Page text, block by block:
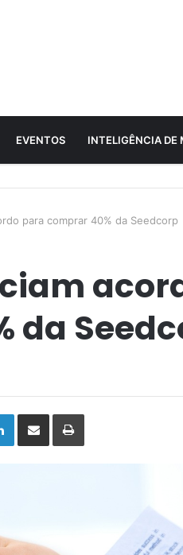
EVENTOS INTELIGÊNCIA DE
para comprar 40% da Seedcorp
da
LinkedInCompartilhar
Email
Impressão